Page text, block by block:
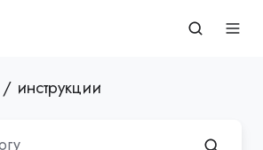
/ инструкции